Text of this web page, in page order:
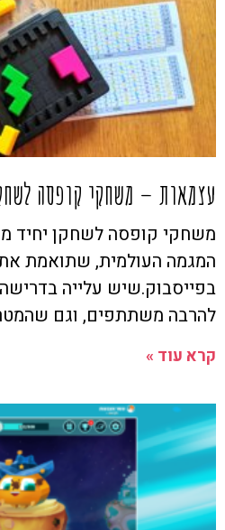
עצמאות – משחקי קופסה לשחקן
המגמה העולמית, שתואמת
בפייסבוק.שיש עלייה
להרבה משתתפים, וגם
קרא עוד »